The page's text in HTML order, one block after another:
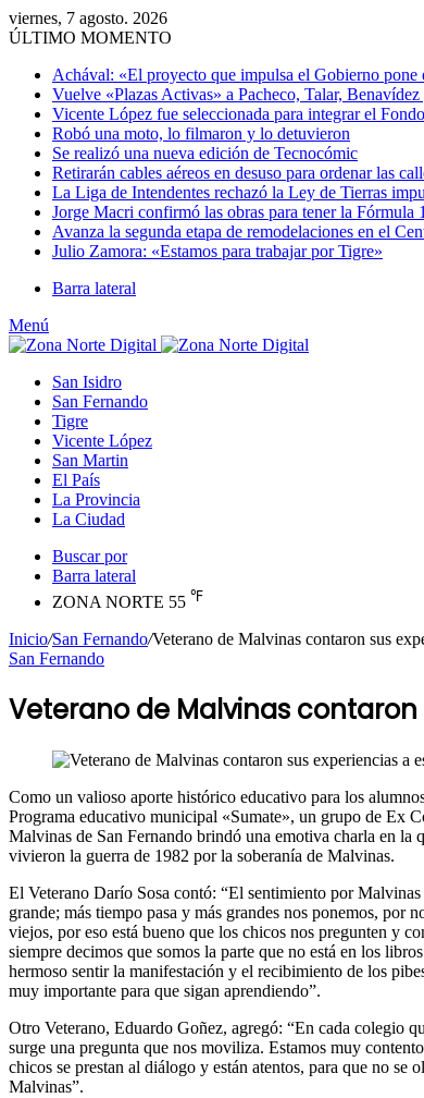
viernes, 7 agosto. 2026
ÚLTIMO MOMENTO
Achával: «El proyecto que impulsa el Gobierno pone
Vuelve «Plazas Activas» a Pacheco, Talar,
Vicente López fue seleccionada para integrar el
Robó una moto, lo filmaron y lo detuvieron
Se realizó una nueva edición de Tecnocómic
Retirarán cables aéreos en desuso para ordenar las
La Liga de Intendentes rechazó la Ley de Tierras
Jorge Macri confirmó las obras para tener la Fórmula
Avanza la segunda etapa de remodelaciones en el
Julio Zamora: «Estamos para trabajar por Tigre»
Barra lateral
Menú
San Isidro
San Fernando
Tigre
Vicente López
San Martin
El País
La Provincia
La Ciudad
Buscar por
Barra lateral
ZONA NORTE 55 ℉
Inicio/San Fernando/Veterano de Malvinas contaron sus
San Fernando
Veterano de Malvinas
Como un valioso aporte histórico educativo para los
Programa educativo municipal «Sumate», un grupo de Ex
Malvinas de San Fernando brindó una emotiva charla en la
vivieron la guerra de 1982 por la soberanía de Malvinas.
El Veterano Darío Sosa contó: “El sentimiento por Malvinas
grande; más tiempo pasa y más grandes nos ponemos, por
viejos, por eso está bueno que los chicos nos pregunten y
siempre decimos que somos la parte que no está en los
hermoso sentir la manifestación y el recibimiento de los
muy importante para que sigan aprendiendo”.
Otro Veterano, Eduardo Goñez, agregó: “En cada colegio
surge una pregunta que nos moviliza. Estamos muy
chicos se prestan al diálogo y están atentos, para que no se
Malvinas”.